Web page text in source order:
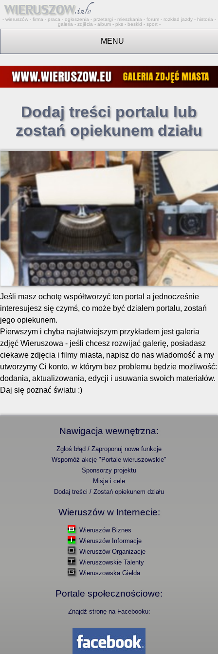
- wieruszów - firma - praca - ogłoszenia - przetargi - mieszkania - forum - rozkład jazdy - historia -
galeria - zdjêcia - album - pks - beskid - sport -
MENU
Dodaj treści portalu lub
zostań opiekunem działu
Jeśli masz ochotę współtworzyć ten portal a jednocześnie
interesujesz się czymś, co może być działem portalu, zostań
jego opiekunem.
Pierwszym i chyba najłatwiejszym przykładem jest galeria
zdjęć Wieruszowa - jeśli chcesz rozwijać galerię, posiadasz
ciekawe zdjęcia i filmy miasta, napisz do nas wiadomość a my
utworzymy Ci konto, w którym bez problemu będzie możliwość:
dodania, aktualizowania, edycji i usuwania swoich materiałów.
Daj się poznać światu :)
Nawigacja wewnętrzna:
Zgłoś błąd / Zaproponuj nowe funkcje
Wspomóż akcję "Portale wieruszowskie"
Sponsorzy projektu
Misja i cele
Dodaj treści / Zostań opiekunem działu
Wieruszów w Internecie:
Wieruszów Biznes
Wieruszów Informacje
Wieruszów Organizacje
Wieruszowskie Talenty
Wieruszowska Giełda
Portale społecznościowe:
Znajdź stronę na Facebooku: